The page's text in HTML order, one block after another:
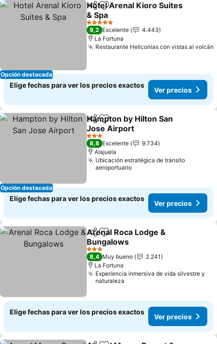
Opción destacada
CompartirAgregar a favoritos
Hotel Arenal Kioro Suites
& Spa
5 Estrellas
9,2 Excelente
4.443
La Fortuna
Restaurante Heliconias con vistas al volcán
Elige fechas para ver los precios exactos
Ver precios
Opción destacada
CompartirAgregar a favoritos
Hampton by Hilton San
Jose Airport
3 Estrellas
8,8 Excelente
9.734
Alajuela
Ubicación estratégica de tránsito
aeroportuario
Elige fechas para ver los precios exactos
Ver precios
CompartirAgregar a favoritos
Arenal Roca Lodge &
Bungalows
3 Estrellas
8,4 Muy bueno
2.241
La Fortuna
Experiencia inmersiva de vida silvestre y
naturaleza
Elige fechas para ver los precios exactos
Ver precios